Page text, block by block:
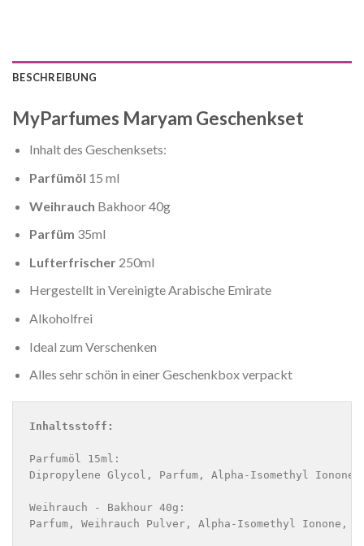
BESCHREIBUNG
MyParfumes Maryam Geschenkset
Inhalt des Geschenksets:
Parfümöl 15 ml
Weihrauch Bakhoor 40g
Parfüm 35ml
Lufterfrischer250ml
Hergestellt in Vereinigte Arabische Emirate
Alkoholfrei
Ideal zum Verschenken
Alles sehr schön in einer Geschenkbox verpackt
Inhaltsstoff:
Parfumöl 15ml:
Dipropylene Glycol, Parfum, Alpha-Isomethyl
Weihrauch - Bakhour 40g:
Parfum, Weihrauch Pulver, Alpha-Isomethyl Ionone,